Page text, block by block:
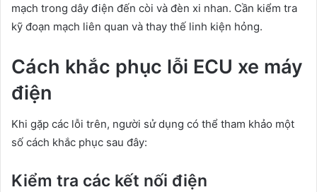
mạch trong dây điện đến còi và đèn xi nhan. Cần kiểm tra
kỹ đoạn mạch liên quan và thay thế linh kiện hỏng.
Cách khắc phục lỗi ECU xe máy
điện
Khi gặp các lỗi trên, người sử dụng có thể tham khảo một
số cách khắc phục sau đây:
Kiểm tra các kết nối điện